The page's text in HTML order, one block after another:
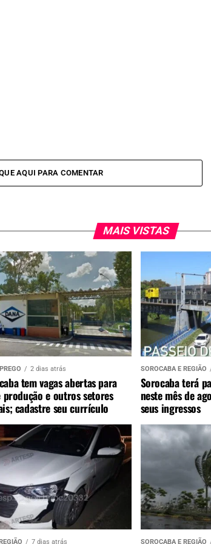
AQUI PARA COMENTAR
MAIS VISTAS
2 dias atrás
tem vagas abertas para
e outros setores
cadastre seu currículo
SOROCABA E REGIÃO
Sorocaba terá
neste mês de
seus ingressos
7 dias atrás SOROCABA E REGIÃO